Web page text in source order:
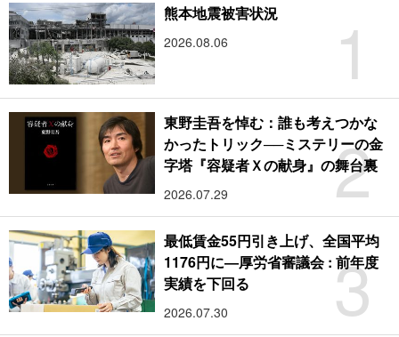
1
熊本地震被害状況
2026.08.06
2
東野圭吾を悼む：誰も考えつかな
かったトリック──ミステリーの金
字塔『容疑者Ｘの献身』の舞台裏
2026.07.29
3
最低賃金55円引き上げ、全国平均
1176円に―厚労省審議会 : 前年度
実績を下回る
2026.07.30